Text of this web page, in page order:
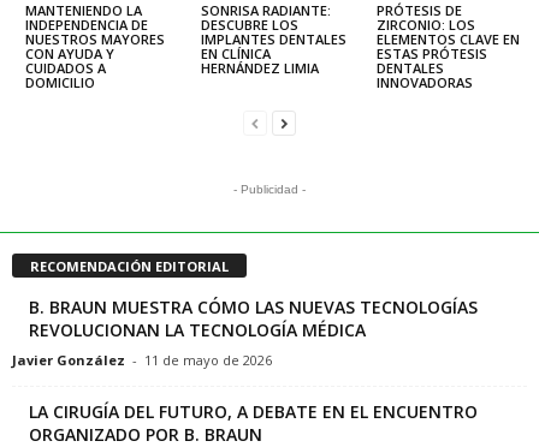
MANTENIENDO LA
INDEPENDENCIA DE
NUESTROS MAYORES
CON AYUDA Y
CUIDADOS A
DOMICILIO
SONRISA RADIANTE:
DESCUBRE LOS
IMPLANTES DENTALES
EN CLÍNICA
HERNÁNDEZ LIMIA
PRÓTESIS DE
ZIRCONIO: LOS
ELEMENTOS CLAVE EN
ESTAS PRÓTESIS
DENTALES
INNOVADORAS
- Publicidad -
RECOMENDACIÓN EDITORIAL
B. BRAUN MUESTRA CÓMO LAS NUEVAS TECNOLOGÍAS
REVOLUCIONAN LA TECNOLOGÍA MÉDICA
Javier González - 11 de mayo de 2026
LA CIRUGÍA DEL FUTURO, A DEBATE EN EL ENCUENTRO
ORGANIZADO POR B. BRAUN